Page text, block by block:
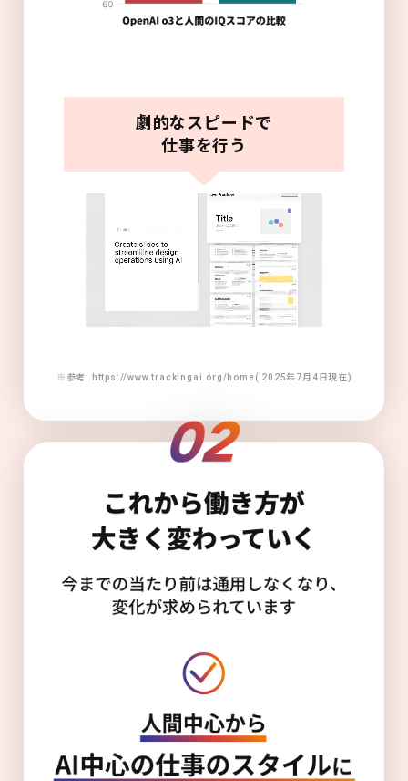
劇的なスピードで
仕事を行う
※参考: https://www.trackingai.org/home( 2025年7月4日現在)